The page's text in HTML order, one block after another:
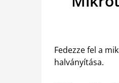
Fedezze fel a
halványítása.